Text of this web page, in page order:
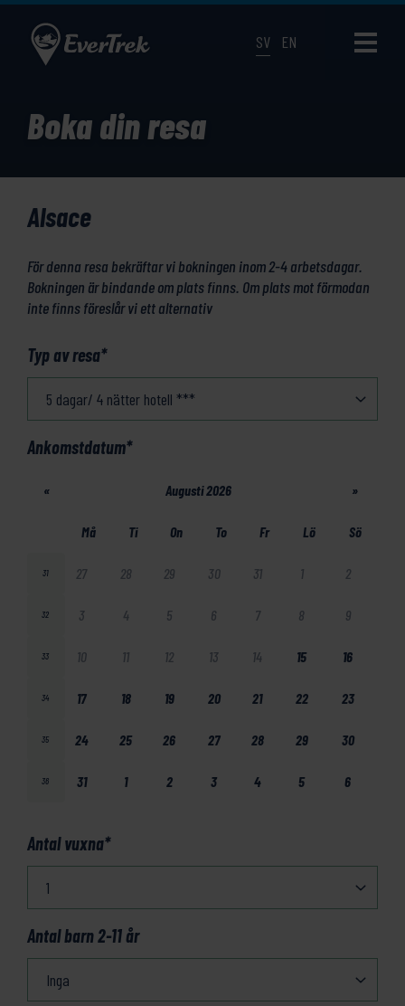
SV EN
Boka din resa
Alsace
För denna resa bekräftar vi bokningen inom 2-4 arbetsdagar.
Bokningen är bindande om plats finns. Om plats mot förmodan
inte finns föreslår vi ett alternativ
Typ av resa*
Ankomstdatum*
« Augusti 2026 »
Må Ti On To Fr Lö Sö
31 27 28 29 30 31 1 2
32 3 4 5 6 7 8 9
33 10 11 12 13 14 15 16
34 17 18 19 20 21 22 23
35 24 25 26 27 28 29 30
36 31 1 2 3 4 5 6
Antal vuxna*
Antal barn 2-11 år